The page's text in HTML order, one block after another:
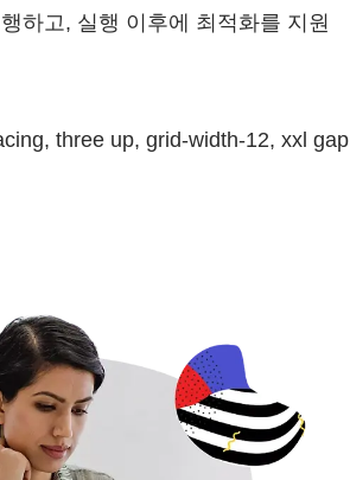
하고, 실행 이후에 최적화를 지원
three up, grid-width-12, xxl gap